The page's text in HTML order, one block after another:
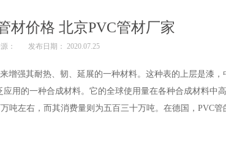
材价格 北京PVC管材厂家
： 发布日期： 2020.07.25
强其耐热、韧、延展的一种材料。这种表的上层是漆，
用的一种合成材料。它的全球使用量在各种合成材料中
吨左右，而其消费量则为五百三十万吨。在德国，PVC